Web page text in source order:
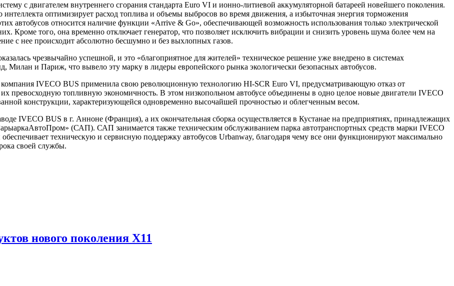
с двигателем внутреннего сгорания стандарта Euro VI и ионно-литиевой аккумуляторной батареей новейшего поколения.
оптимизирует расход топлива и объемы выбросов во время движения, а избыточная энергия торможения
автобусов относится наличие функции «Arrive & Go», обеспечивающей возможность использования только электрической
Кроме того, она временно отключает генератор, что позволяет исключить вибрации и снизить уровень шума более чем на
с нее происходит абсолютно бесшумно и без выхлопных газов.
чрезвычайно успешной, и это «благоприятное для жителей» техническое решение уже внедрено в системах
Милан и Париж, что вывело эту марку в лидеры европейского рынка экологически безопасных автобусов.
IVECO BUS применила свою революционную технологию HI-SCR Euro VI, предусматривающую отказ от
превосходную топливную экономичность. В этом низкопольном автобусе объединены в одно целое новые двигатели IVECO
конструкции, характеризующейся одновременно высочайшей прочностью и облегченным весом.
IVECO BUS в г. Анноне (Франция), а их окончательная сборка осуществляется в Кустанае на предприятиях, принадлежащих
(САП). САП занимается также техническим обслуживанием парка автотранспортных средств марки IVECO
техническую и сервисную поддержку автобусов Urbanway, благодаря чему все они функционируют максимально
своей службы.
нового поколения Х11